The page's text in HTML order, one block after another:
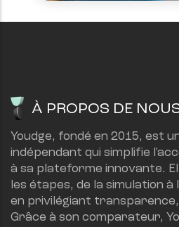
À PROPOS DE
Youdge, fondé en 2015, est
indépendant qui simplifie
à sa plateforme innovante.
les étapes, de la simulation
en privilégiant
Grâce à son comparateur,